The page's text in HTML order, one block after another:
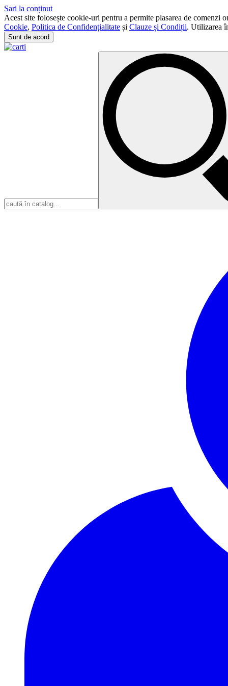
Sari la conținut
Acest site folosește cookie-uri pentru a permite plasarea de
Cookie, Politica de Confidențialitate și Clauze și Condiții. Utilizarea
Sunt de acord